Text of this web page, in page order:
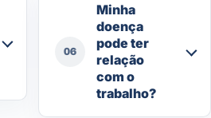
06
Minha
doença
pode ter
relação
com o
trabalho?